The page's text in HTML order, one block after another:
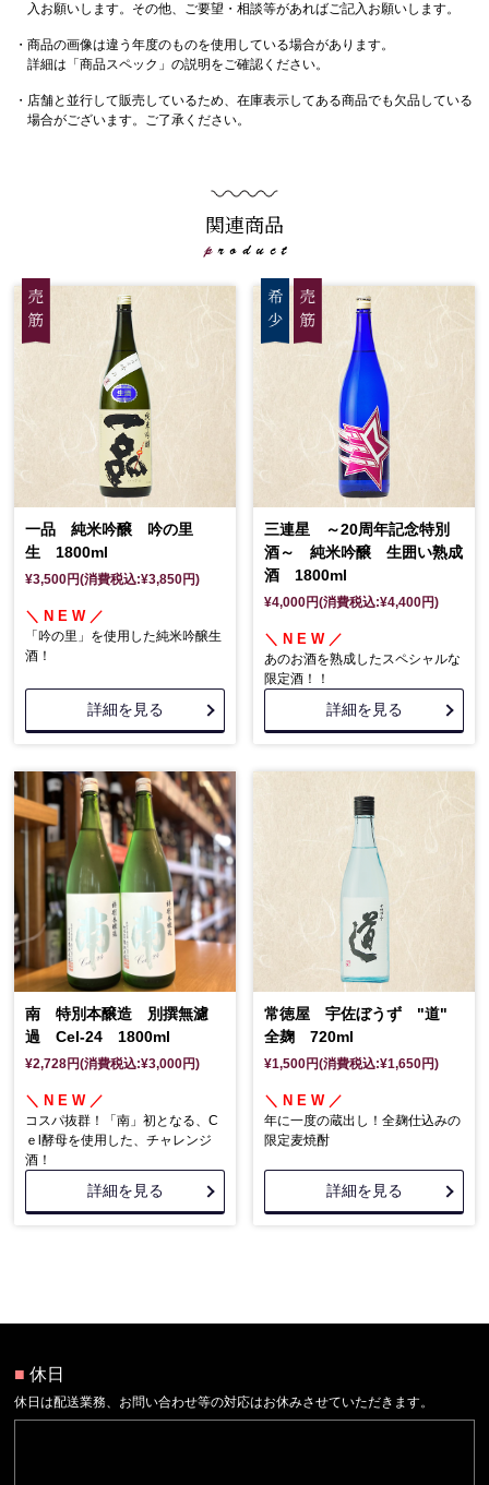
入お願いします。その他、ご要望・相談等があればご記入お願いします。
・商品の画像は違う年度のものを使用している場合があります。
詳細は「商品スペック」の説明をご確認ください。
・店舗と並行して販売しているため、在庫表示してある商品でも欠品している
場合がございます。ご了承ください。
関連商品
一品 純米吟醸 吟の里
生 1800ml
¥3,500円(消費税込:¥3,850円)
＼ N E W ／
「吟の里」を使用した純米吟醸生
酒！
詳細を見る
三連星 ～20周年記念特別
酒～ 純米吟醸 生囲い熟成
酒 1800ml
¥4,000円(消費税込:¥4,400円)
＼ N E W ／
あのお酒を熟成したスペシャルな
限定酒！！
詳細を見る
南 特別本醸造 別撰無濾
過 Cel-24 1800ml
¥2,728円(消費税込:¥3,000円)
＼ N E W ／
コスパ抜群！「南」初となる、C
ｅl酵母を使用した、チャレンジ
酒！
詳細を見る
常徳屋 宇佐ぼうず "道"
全麹 720ml
¥1,500円(消費税込:¥1,650円)
＼ N E W ／
年に一度の蔵出し！全麹仕込みの
限定麦焼酎
詳細を見る
■ 休日
休日は配送業務、お問い合わせ等の対応はお休みさせていただきます。